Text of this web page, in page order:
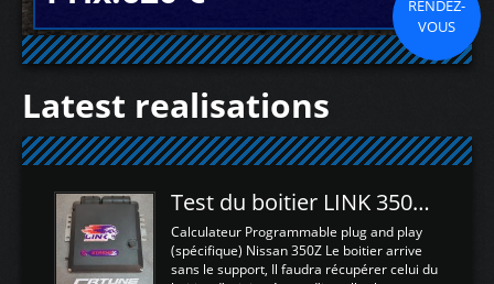
RENDEZ-
VOUS
Latest realisations
Test du boitier LINK 350Z Plugin ECU
Calculateur Programmable plug and play
(spécifique) Nissan 350Z Le boitier arrive
sans le support, Il faudra récupérer celui du